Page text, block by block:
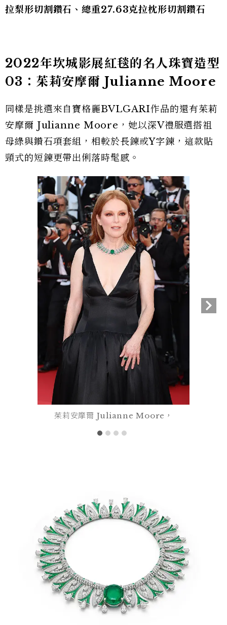
拉梨形切割鑽石、總重27.63克拉枕形切割鑽石
2022年坎城影展紅毯的名人珠寶造型
03：茱莉安摩爾 Julianne Moore
同樣是挑選來自寶格麗BVLGARI作品的還有茱莉
安摩爾 Julianne Moore，她以深V禮服選搭祖
母綠與鑽石項套組，相較於長鍊或Y字鍊，這款貼
頸式的短鍊更帶出俐落時髦感。
茱莉安摩爾 Julianne Moore，